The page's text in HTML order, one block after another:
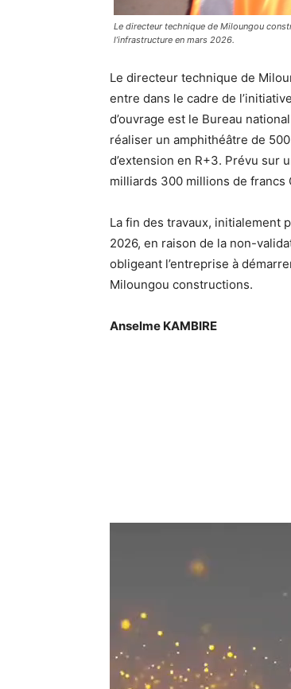
Le directeur technique de Miloungou
l’infrastructure en mars 2026.
Le directeur technique de
entre dans le cadre de
d’ouvrage est le Bureau
réaliser un amphithéâtre de
d’extension en R+3. Prévu sur
milliards 300 millions de francs
La fin des travaux, initialement
2026, en raison de la non-
obligeant l’entreprise à
Miloungou constructions.
Anselme KAMBIRE